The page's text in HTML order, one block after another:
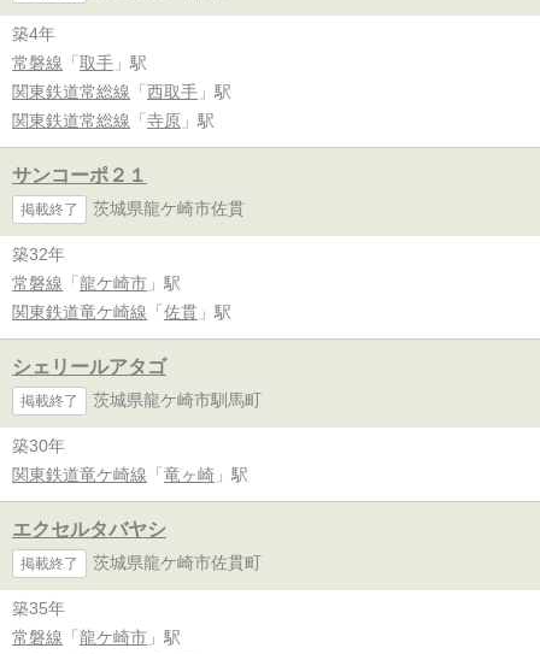
築4年
常磐線 「 取手 」駅
関東鉄道常総線 「 西取手 」駅
関東鉄道常総線 「 寺原 」駅
サンコーポ２１
掲載終了 茨城県龍ケ崎市佐貫
築32年
常磐線 「 龍ケ崎市 」駅
関東鉄道竜ケ崎線 「 佐貫 」駅
シェリールアタゴ
掲載終了 茨城県龍ケ崎市馴馬町
築30年
関東鉄道竜ケ崎線 「 竜ヶ崎 」駅
エクセルタバヤシ
掲載終了 茨城県龍ケ崎市佐貫町
築35年
常磐線 「 龍ケ崎市 」駅